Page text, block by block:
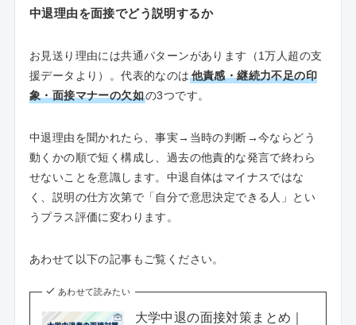
中退理由を面接でどう説明するか
お見送り理由には共通パターンがあります（1万人超の支
援データより）。代表的なのは 他責感・継続力不足の印
象・面接マナーの欠如の3つです。
中退理由を聞かれたら、事実→当時の判断→今ならどう
動くかの順で短く構成し、過去の他責的な発言で終わら
せないことを意識します。中退自体はマイナスではな
く、説明の仕方次第で「自分で意思決定できる人」とい
うプラス評価に変わります。
あわせて以下の記事もご覧ください。
あわせて読みたい
大学中退の面接対策まとめ｜